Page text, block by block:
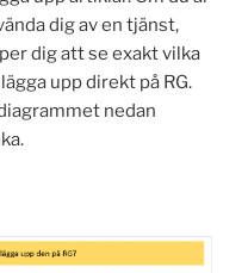
dig av en tjänst,
dig att se exakt vilka
upp direkt på RG.
nedan